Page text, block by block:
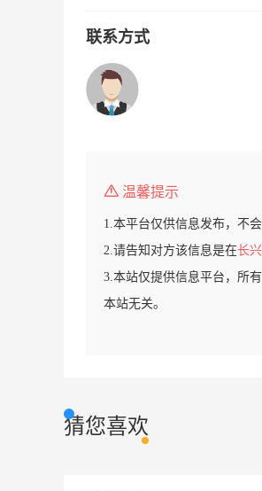
联系方式
温馨提示
1.本平台仅供信息发布，不
2.请告知对方该信息是在长
3.本站仅提供信息平台，所
本站无关。
猜您喜欢